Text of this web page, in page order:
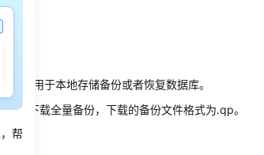
帮
文件，用于本地存储备份或者恢复数据库。
用户下载全量备份，下载的备份文件格式为.qp。